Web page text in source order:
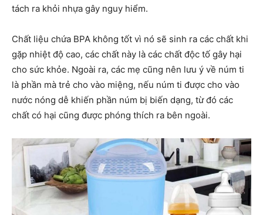
tách ra khỏi nhựa gây nguy hiểm.
Chất liệu chứa BPA không tốt vì nó sẽ sinh ra các chất khi
gặp nhiệt độ cao, các chất này là các chất độc tố gây hại
cho sức khỏe. Ngoài ra, các mẹ cũng nên lưu ý về núm ti
là phần mà trẻ cho vào miệng, nếu núm ti được cho vào
nước nóng dễ khiến phần núm bị biến dạng, từ đó các
chất có hại cũng được phóng thích ra bên ngoài.